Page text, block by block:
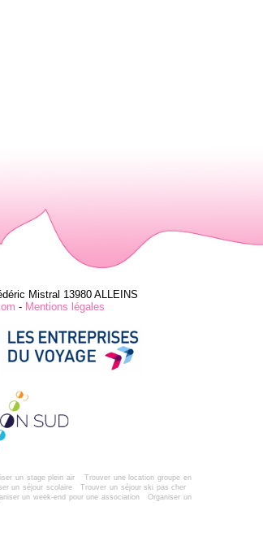
Mistral 13980 ALLEINS
- Mentions légales
un stage plein air
Trouver une location groupe en
un séjour scolaire
Trouver un séjour ski pas cher
un week-end pour une association
Organiser un